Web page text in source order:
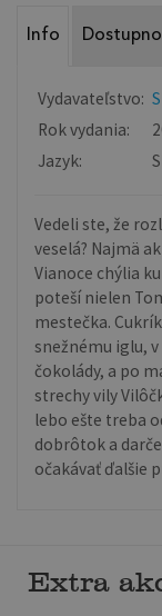
Info
Vydavateľstvo:
Rok vydania:
Jazyk:
Vedeli ste, že
veselá? Najmä
Vianoce chýlia
poteší nielen
mestečka.
snežnému iglu,
čokolády, a po
strechy vily
lebo ešte treba
dobrôtok a
očakávať ďalšie
Extra